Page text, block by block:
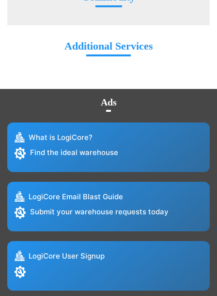
Additional Services
Ads
What is LogiCore?
Find the ideal warehouse
LogiCore Email Blast Guide
Submit your warehouse requests today
LogiCore User Signup